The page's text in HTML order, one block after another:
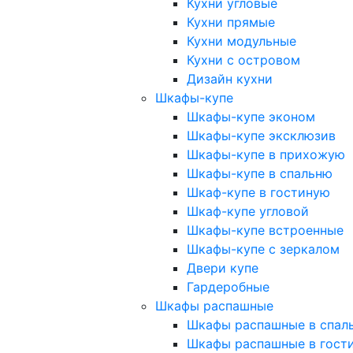
Кухни угловые
Кухни прямые
Кухни модульные
Кухни с островом
Дизайн кухни
Шкафы-купе
Шкафы-купе эконом
Шкафы-купе эксклюзив
Шкафы-купе в прихожую
Шкафы-купе в спальню
Шкаф-купе в гостиную
Шкаф-купе угловой
Шкафы-купе встроенные
Шкафы-купе с зеркалом
Двери купе
Гардеробные
Шкафы распашные
Шкафы распашные в
Шкафы распашные в